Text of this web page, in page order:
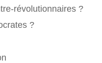
révolutionnaires ?
?